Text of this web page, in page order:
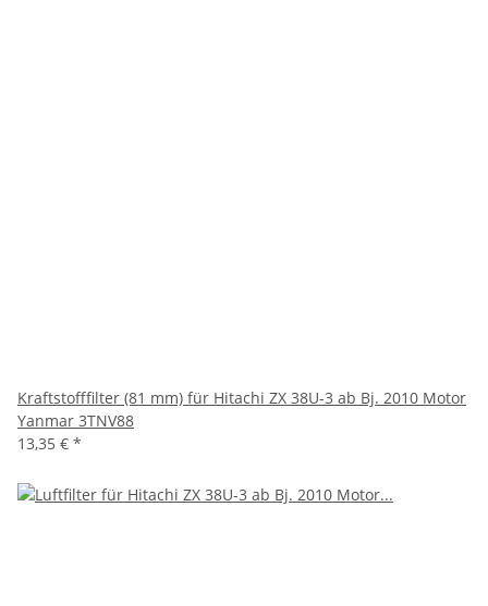
Kraftstofffilter (81 mm) für Hitachi ZX 38U-3 ab Bj. 2010 Motor
Yanmar 3TNV88
13,35 € *